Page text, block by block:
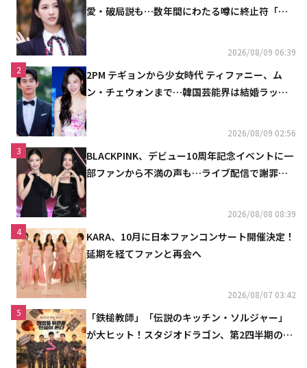
愛・破局説も…数年間にわたる噂に終止符「邪
2026/08/09 06:39
2
2PM テギョンから少女時代 ティファニー、ム
ン・チェウォンまで…韓国芸能界は結婚ラッシ
2026/08/09 02:56
3
BLACKPINK、デビュー10周年記念イベントに一
部ファンから不満の声も…ライブ配信で謝罪
2026/08/08 08:39
4
KARA、10月に日本ファンコンサート開催決定！
延期を経てファンと再会へ
2026/08/07 03:42
5
「鉄槌教師」「伝説のキッチン・ソルジャー」
が大ヒット！スタジオドラゴン、第2四半期の売